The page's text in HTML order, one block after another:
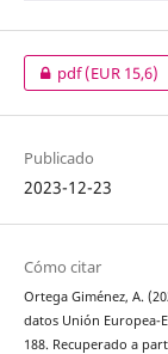
pdf(EUR 15,6)
Publicado
2023-12-23
Cómo citar
Ortega Giménez, A.
datos Unión Europea-
188. Recuperado a